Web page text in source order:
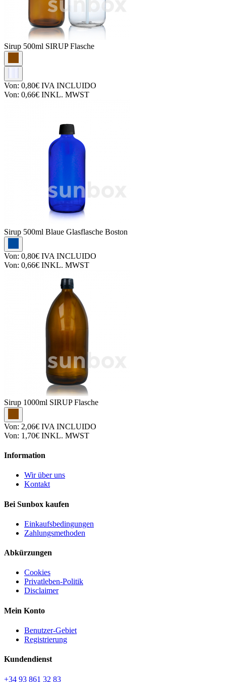
Sirup 500ml SIRUP Flasche
Von: 0,80€ IVA INCLUIDO
Von: 0,66€ INKL. MWST
Sirup 500ml Blaue Glasflasche Boston
Von: 0,80€ IVA INCLUIDO
Von: 0,66€ INKL. MWST
Sirup 1000ml SIRUP Flasche
Von: 2,06€ IVA INCLUIDO
Von: 1,70€ INKL. MWST
Information
Wir über uns
Kontakt
Bei Sunbox kaufen
Einkaufsbedingungen
Zahlungsmethoden
Abkürzungen
Cookies
Privatleben-Politik
Disclaimer
Mein Konto
Benutzer-Gebiet
Registrierung
Kundendienst
+34 93 861 32 83